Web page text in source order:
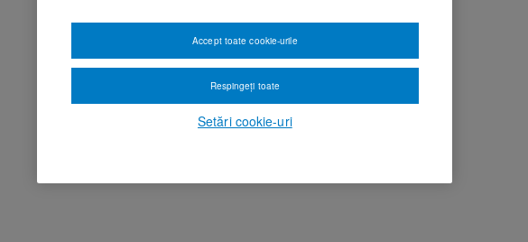
Setări cookie-uri
Respingeți toate
Accept toate cookie-urile